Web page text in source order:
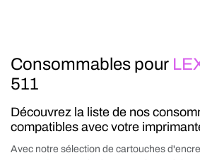
Consommables pour
511
Découvrez la liste de nos
compatibles avec votre
Avec notre sélection de cartouches